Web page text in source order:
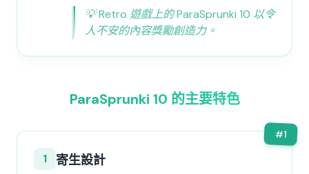
💡Retro 遊戲上的 ParaSprunki 10 以令
人不安的內容獎勵創造力。
ParaSprunki 10 的主要特色
#1
1 寄生設計